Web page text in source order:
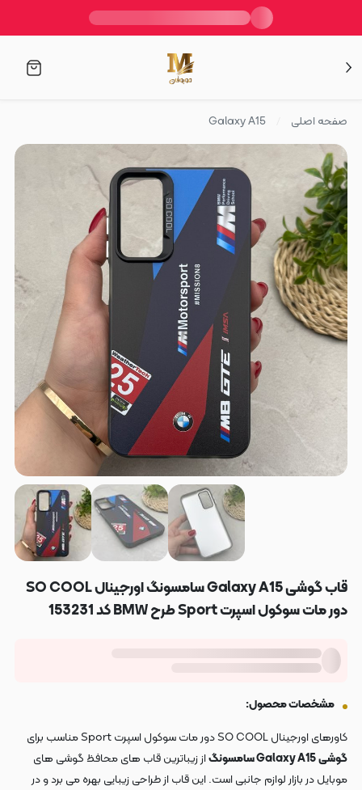
صفحه اصلی Galaxy A15
قاب گوشی Galaxy A15 سامسونگ اورجینال SO COOL
دور مات سوکول اسپرت Sport طرح BMW کد 153231
مشخصات محصول:
کاورهای اورجینال SO COOL دور مات سوکول اسپرت Sport مناسب برای
گوشیGalaxy A15 سامسونگ
از زیباترین قاب های محافظ گوشی های
موبایل در بازار لوازم جانبی است. این قاب از طراحی زیبایی بهره می برد و در